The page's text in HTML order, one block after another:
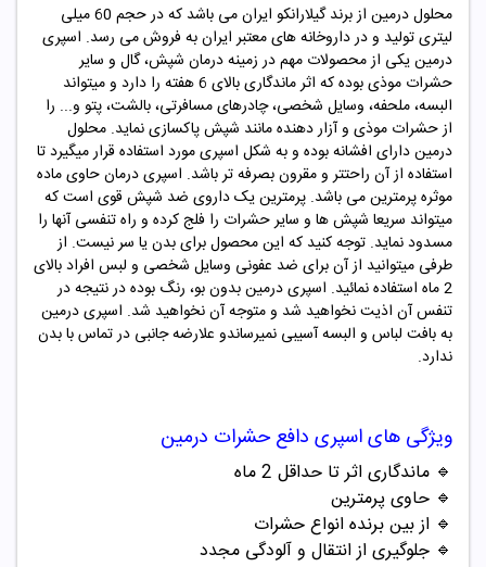
محلول درمین از برند گیلارانکو ایران می باشد که در حجم 60 میلی
لیتری تولید و در داروخانه های معتبر ایران به فروش می رسد. اسپری
درمین یکی از محصولات مهم در زمینه درمان شپش، گال و سایر
حشرات موذی بوده که اثر ماندگاری بالای 6 هفته را دارد و میتواند
البسه، ملحفه، وسایل شخصی، چادرهای مسافرتی، بالشت، پتو و... را
از حشرات موذی و آزار دهنده مانند شپش پاکسازی نماید. محلول
درمین دارای افشانه بوده و به شکل اسپری مورد استفاده قرار میگیرد تا
استفاده از آن راحتتر و مقرون بصرفه تر باشد. اسپری درمان حاوی ماده
موثره پرمترین می باشد. پرمترین یک داروی ضد شپش قوی است که
میتواند سریعا شپش ها و سایر حشرات را فلج کرده و راه تنفسی آنها را
مسدود نماید. توجه کنید که این محصول برای بدن یا سر نیست. از
طرفی میتوانید از آن برای ضد عفونی وسایل شخصی و لبس افراد بالای
2 ماه استفاده نمائید. اسپری درمین بدون بو، رنگ بوده در نتیجه در
تنفس آن اذیت نخواهید شد و متوجه آن نخواهید شد. اسپری درمین
به بافت لباس و البسه آسیبی نمیرساندو علارضه جانبی در تماس با بدن
ندارد.
ویژگی هایاسپری دافع حشرات درمین
🔹 ماندگاری اثر تا حداقل 2 ماه
🔹 حاوی پرمترین
🔹 از بین برنده انواع حشرات
🔹 جلوگیری از انتقال و آلودگی مجدد